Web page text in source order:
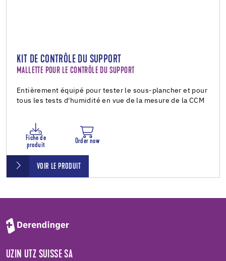
KIT DE CONTRÔLE DU SUPPORT
MALLETTE POUR LE CONTRÔLE DU SUPPORT
Entièrement équipé pour tester le sous-plancher et pour
tous les tests d'humidité en vue de la mesure de la CCM
Fiche de
produit
Order now
VOIR LE PRODUIT
UZIN UTZ SUISSE SA